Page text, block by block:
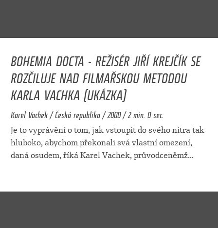
BOHEMIA DOCTA - REŽISÉR JIŘÍ KREJČÍK SE
ROZČILUJE NAD FILMAŘSKOU METODOU
KARLA VACHKA (UKÁZKA)
Karel Vachek / Česká republika / 2000 / 2 min. 0 sec.
Je to vyprávění o tom, jak vstoupit do svého nitra tak
hluboko, abychom překonali svá vlastní omezení,
daná osudem, říká Karel Vachek, průvodceněmž...